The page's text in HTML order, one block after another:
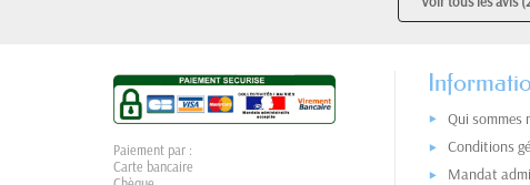
Paiement par :
Carte bancaire
Qui sommes
Conditions
Mandat